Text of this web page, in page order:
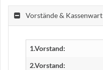
Vorstände & Kassenwart
1.Vorstand:
2.Vorstand: